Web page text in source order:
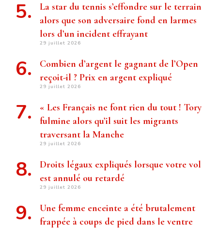
La star du tennis s’effondre sur le terrain
alors que son adversaire fond en larmes
lors d’un incident effrayant
29 juillet 2026
Combien d’argent le gagnant de l’Open
reçoit-il ? Prix ​​en argent expliqué
29 juillet 2026
« Les Français ne font rien du tout ! Tory
fulmine alors qu’il suit les migrants
traversant la Manche
29 juillet 2026
Droits légaux expliqués lorsque votre vol
est annulé ou retardé
29 juillet 2026
Une femme enceinte a été brutalement
frappée à coups de pied dans le ventre